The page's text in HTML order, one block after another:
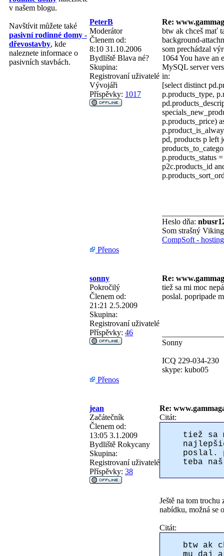
v našem blogu.
Navštívit můžete také
pasivní rodinné domy -
dřevostavby, kde
naleznete informace o
pasivních stavbách.
PeterB
Re:
Moderátor
Členem od:
8:10 31.10.2006
Bydliště Blava né?
Skupina:
Registrovaní uživatelé
Vývojáři
Příspěvky: 1017
btw ak chceš mať
background-
som prechádzal
1064 You have an
MySQL server
in:
[select distinct
p.products_type,
p.products_price)
pd, products p left
p.products_status
p2c.products_id
Heslo dňa:
Som strašný
CompSoft -
Přenos
sonny
Re:
Pokročilý
Členem od:
21:21 2.5.2009
Skupina:
Registrovaní uživatelé
Příspěvky: 46
tiež sa mi moc
poslal. popripade
Sonny
ICQ 229-034-230
skype: kubo05
Přenos
jean
Re:
Začátečník
Členem od:
13:05 3.1.2009
Bydliště Rokycany
Skupina:
Registrovaní uživatelé
Příspěvky: 38
Citát:
tiež sa
poslal.
teba
Ještě na tom
nabídku, možná se
Citát:
btw ak